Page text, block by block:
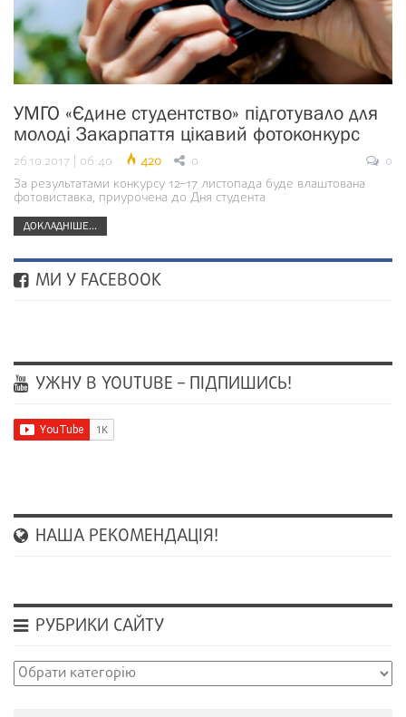
УМГО «Єдине студентство» підготувало для
молоді Закарпаття цікавий фотоконкурс
26.10.2017 | 06:40 420 0
0
За результатами конкурсу 12–17 листопада буде влаштована
фотовиставка, приурочена до Дня студента
ДОКЛАДНІШЕ...
МИ У FACEBOOK
УЖНУ В YOUTUBE – ПІДПИШИСЬ!
НАША РЕКОМЕНДАЦІЯ!
РУБРИКИ САЙТУ
Рубрики